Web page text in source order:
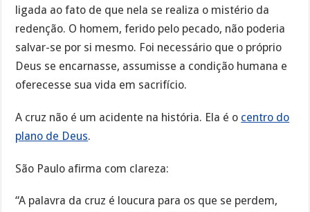
ligada ao fato de que nela se realiza o mistério da
redenção. O homem, ferido pelo pecado, não poderia
salvar-se por si mesmo. Foi necessário que o próprio
Deus se encarnasse, assumisse a condição humana e
oferecesse sua vida em sacrifício.
A cruz não é um acidente na história. Ela é o centro do
plano de Deus.
São Paulo afirma com clareza:
“A palavra da cruz é loucura para os que se perdem,